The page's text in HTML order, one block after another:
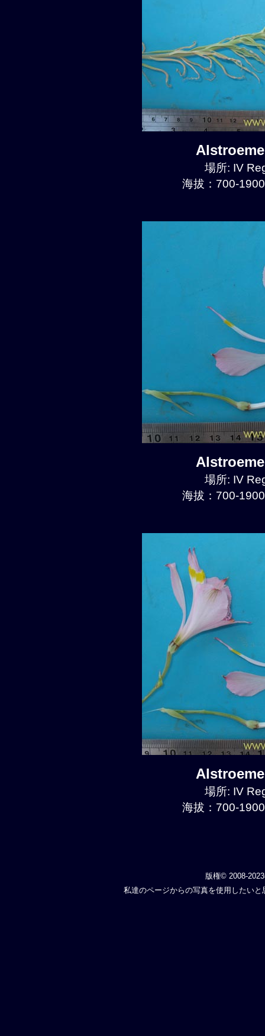
場所: IV
海拔：700-
場所: IV
海拔：700-
場所: IV
海拔：700-
版権© 2008-
私達のページからの写真を使用したい